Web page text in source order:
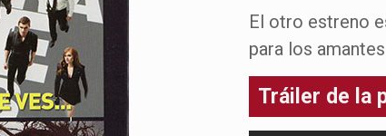
El otro estreno
para los
Tráiler de la